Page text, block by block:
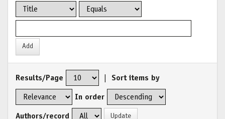
Results/Page Sort items by
In order
Authors/record